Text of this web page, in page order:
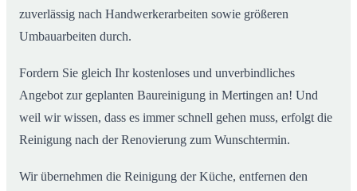
zuverlässig nach Handwerkerarbeiten sowie größeren
Umbauarbeiten durch.
Fordern Sie gleich Ihr kostenloses und unverbindliches
Angebot zur geplanten Baureinigung in Mertingen an! Und
weil wir wissen, dass es immer schnell gehen muss, erfolgt die
Reinigung nach der Renovierung zum Wunschtermin.
Wir übernehmen die Reinigung der Küche, entfernen den